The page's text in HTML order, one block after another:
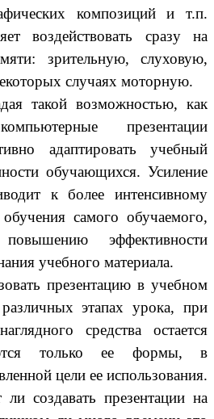
композиций и т.п.
воздействовать сразу на
зрительную, слуховую,
случаях моторную.
возможностью, как
презентации
адаптировать учебный
обучающихся. Усиление
к более интенсивному
самого обучаемого,
эффективности
учебного материала.
презентацию в учебном
этапах урока, при
средства остается
только ее формы, в
цели ее использования.
презентации на